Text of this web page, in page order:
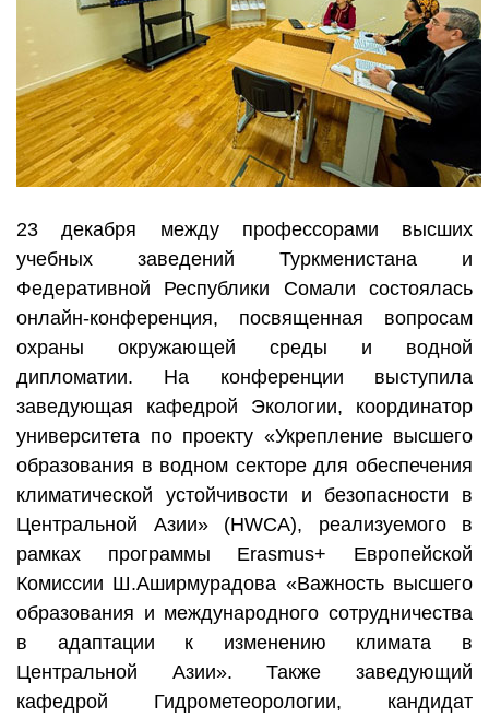
23 декабря между профессорами высших
учебных заведений Туркменистана и
Федеративной Республики Сомали состоялась
онлайн-конференция, посвященная вопросам
охраны окружающей среды и водной
дипломатии. На конференции выступила
заведующая кафедрой Экологии, координатор
университета по проекту «Укрепление высшего
образования в водном секторе для обеспечения
климатической устойчивости и безопасности в
Центральной Азии» (HWCA), реализуемого в
рамках программы Erasmus+ Европейской
Комиссии Ш.Аширмурадова «Важность высшего
образования и международного сотрудничества
в адаптации к изменению климата в
Центральной Азии». Также заведующий
кафедрой Гидрометеорологии, кандидат